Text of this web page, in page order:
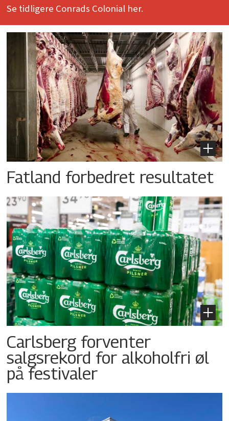
Se tidligere Conrads Colonial her.
Fatland forbedret resultatet
Carlsberg forventer
salgsrekord for alkoholfri øl
på festivaler